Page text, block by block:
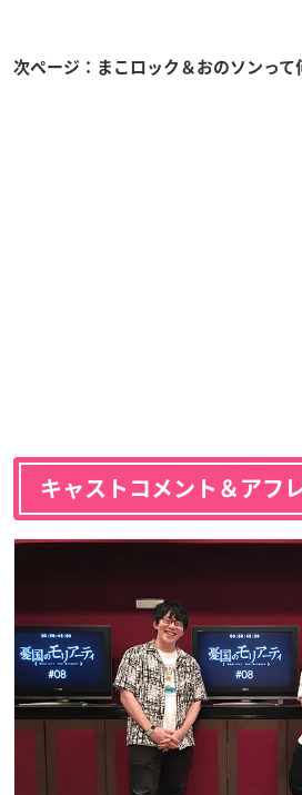
次ページ：まこロック＆おのソンって
キャストコメント＆アフ